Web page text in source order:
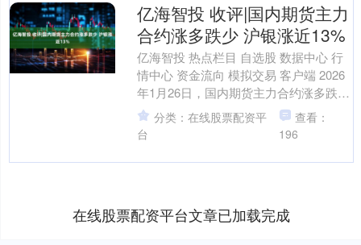
亿海智投 收评|国内期货主力
合约涨多跌少 沪银涨近13%
亿海智投 热点栏目 自选股 数据中心 行
情中心 资金流向 模拟交易 客户端 2026
年1月26日，国内期货主力合约涨多跌
少，沪银涨近13%，铂涨超9%，钯涨超
7....
分类：在线股票配资平
台
查看：
196
在线股票配资平台文章已加载完成